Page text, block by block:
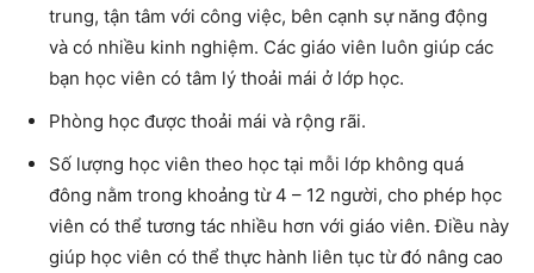
trung, tận tâm với công việc, bên cạnh sự năng động
và có nhiều kinh nghiệm. Các giáo viên luôn giúp các
bạn học viên có tâm lý thoải mái ở lớp học.
Phòng học được thoải mái và rộng rãi.
Số lượng học viên theo học tại mỗi lớp không quá
đông nằm trong khoảng từ 4 – 12 người, cho phép học
viên có thể tương tác nhiều hơn với giáo viên. Điều này
giúp học viên có thể thực hành liên tục từ đó nâng cao